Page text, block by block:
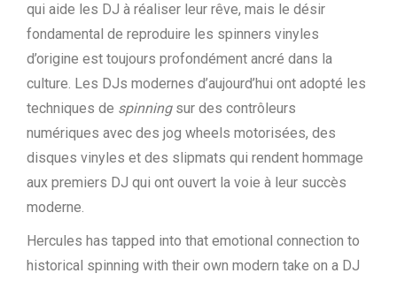
qui aide les DJ à réaliser leur rêve, mais le désir
fondamental de reproduire les spinners vinyles
d’origine est toujours profondément ancré dans la
culture. Les DJs modernes d’aujourd’hui ont adopté les
techniques de spinningsur des contrôleurs
numériques avec des jog wheels motorisées, des
disques vinyles et des slipmats qui rendent hommage
aux premiers DJ qui ont ouvert la voie à leur succès
moderne.
Hercules has tapped into that emotional connection to
historical spinning with their own modern take on a DJ